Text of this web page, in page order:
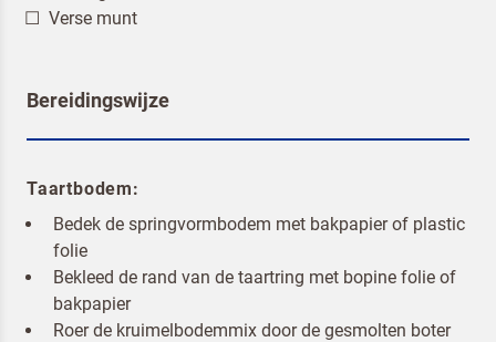
Verse munt
Bereidingswijze
Taartbodem:
Bedek de springvormbodem met bakpapier of plastic
folie
Bekleed de rand van de taartring met bopine folie of
bakpapier
Roer de kruimelbodemmix door de gesmolten boter